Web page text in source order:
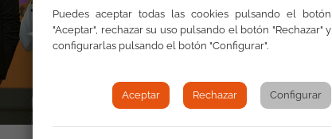
Puedes aceptar todas las cookies pulsando el botón
"Aceptar", rechazar su uso pulsando el botón "Rechazar" y
configurarlas pulsando el botón "Configurar".
Aceptar Rechazar Configurar